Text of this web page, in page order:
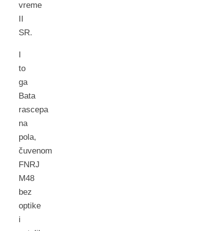
vreme
II
SR.
I
to
ga
Bata
rascepa
na
pola,
čuvenom
FNRJ
M48
bez
optike
i